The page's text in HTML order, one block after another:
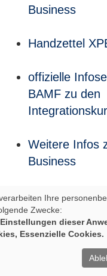
Business
Handzettel
offizielle
BAMF zu den
Weitere Infos
Business
Weitere Infos
Business
Infos zum
Computer-
Ihre
Zwecke:
dieser
Essenzielle Cookies.